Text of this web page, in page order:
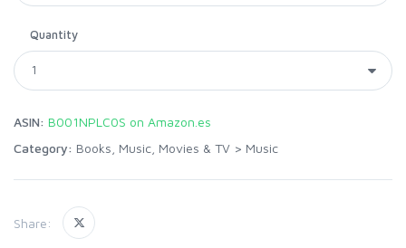
Quantity
ASIN: B001NPLC0S on Amazon.es
Category: Books, Music, Movies & TV > Music
Share: